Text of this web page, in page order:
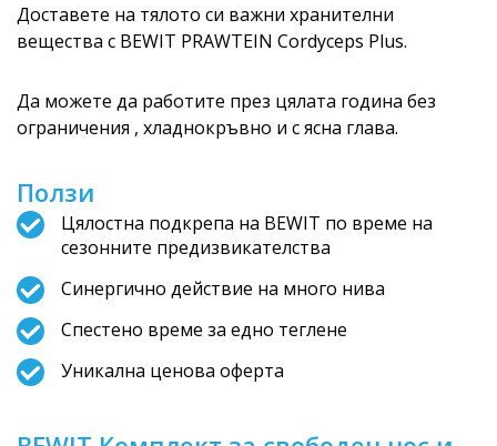
Доставете на тялото си важни хранителни
вещества с BEWIT PRAWTEIN Cordyceps Plus.
Да можете да работите през цялата година без
ограничения , хладнокръвно и с ясна глава.
Ползи
Цялостна подкрепа на BEWIT по време на
сезонните предизвикателства
Синергично действие на много нива
Спестено време за едно теглене
Уникална ценова оферта